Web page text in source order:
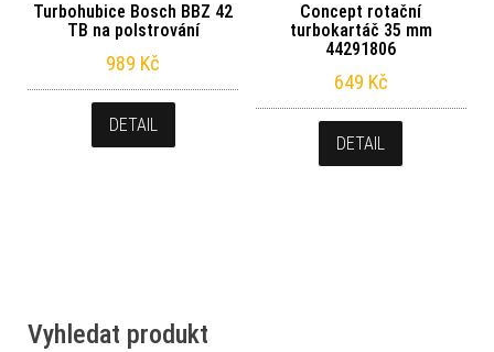
Turbohubice Bosch BBZ 42
TB na polstrování
989 Kč
DETAIL
Concept rotační
turbokartáč 35 mm
44291806
649 Kč
DETAIL
Vyhledat produkt